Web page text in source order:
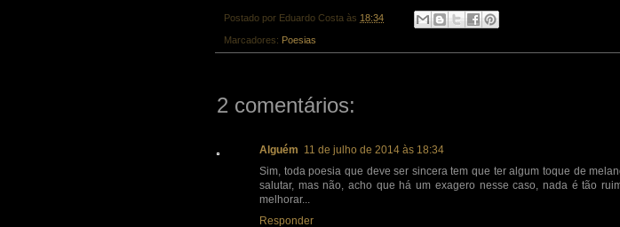
Postado por Eduardo Costa às 18:34
Marcadores: Poesias
2 comentários:
Alguém 11 de julho de 2014 às 18:34
Sim, toda poesia que deve ser sincera tem que ter algum toque de
salutar, mas não, acho que há um exagero nesse caso, nada é tão
melhorar...
Responder